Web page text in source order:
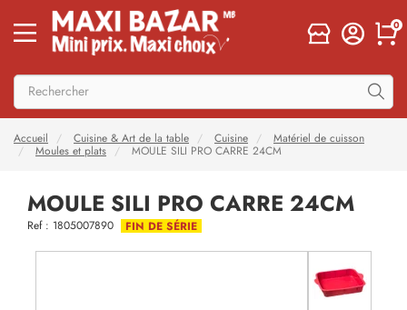
0
Accueil Cuisine & Art de la table Cuisine
Matériel de cuisson
Moules et plats
MOULE SILI PRO CARRE 24CM
MOULE SILI PRO CARRE 24CM
Ref : 1805007890 FIN DE SÉRIE